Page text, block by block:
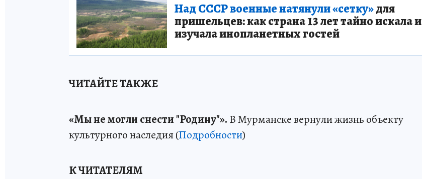
Над СССР военные натянули «сетку»для
пришельцев: как страна 13 лет тайно искала и
изучала инопланетных гостей
ЧИТАЙТЕ ТАКЖЕ
«Мы не могли снести "Родину"». В Мурманске вернули жизнь объекту
культурного наследия (Подробности)
К ЧИТАТЕЛЯМ